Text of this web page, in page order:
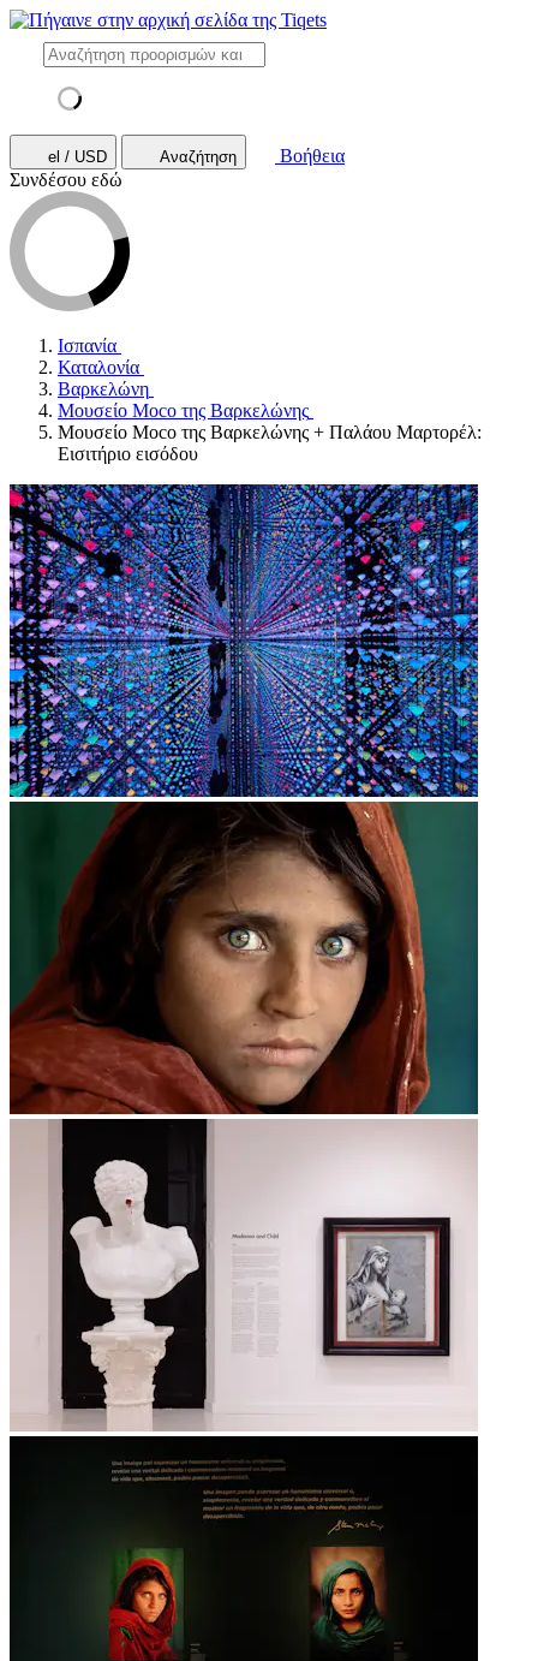
el / USD Αναζήτηση
Βοήθεια
Συνδέσου εδώ
Ισπανία
Καταλονία
Βαρκελώνη
Μουσείο Moco της Βαρκελώνης
Μουσείο Moco της Βαρκελώνης + Παλάου Μαρτορέλ:
Εισιτήριο εισόδου